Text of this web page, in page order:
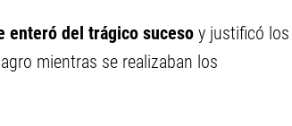
enteró del trágico suceso y justificó los
mientras se realizaban los